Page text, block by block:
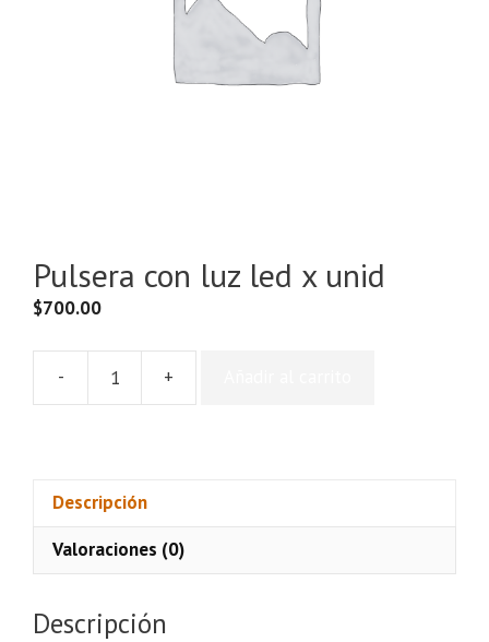
Pulsera con luz led x unid
$700.00
-
unid
+
Descripción
Valoraciones (0)
Descripción